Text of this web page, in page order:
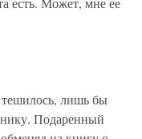
лишь бы
Подаренный